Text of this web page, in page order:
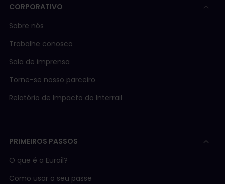
CORPORATIVO
Sobre nós
Trabalhe conosco
Sala de imprensa
Torne-se nosso parceiro
Relatório de Impacto do Interrail
PRIMEIROS PASSOS
O que é a Eurail?
Como usar o seu passe